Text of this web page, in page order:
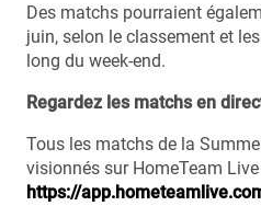
Des matchs pourraient
juin, selon le classement et
long du week-end.
Regardez les matchs en
Tous les matchs de la
visionnés sur HomeTeam Live
https://